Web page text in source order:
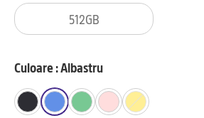
512GB
Culoare : Albastru